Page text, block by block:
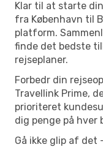
Klar til at starte
fra København til
platform.
finde det bedste
rejseplaner.
Forbedr din
Travellink Prime,
prioriteret
dig penge på hver
Gå ikke glip af det